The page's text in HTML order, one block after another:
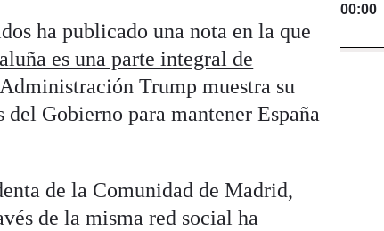
ha publicado una nota en la que
es una parte integral de
Trump muestra su
Gobierno para mantener España
de la Comunidad de Madrid,
de la misma red social ha
00:00